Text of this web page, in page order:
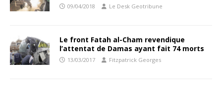
09/04/2018 Le Desk Geotribune
Le front Fatah al-Cham revendique
l’attentat de Damas ayant fait 74 morts
13/03/2017 Fitzpatrick Georges